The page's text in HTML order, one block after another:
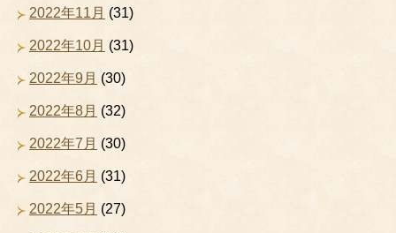
2022年11月 (31)
2022年10月 (31)
2022年9月 (30)
2022年8月 (32)
2022年7月 (30)
2022年6月 (31)
2022年5月 (27)